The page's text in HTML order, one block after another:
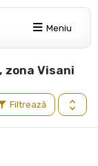
Meniu
zona Visani
Filtrează